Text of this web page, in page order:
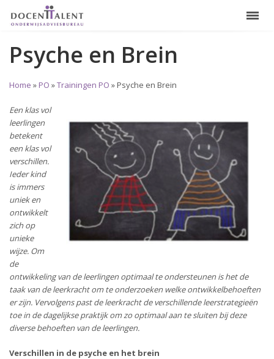
Psyche en Brein
Home » PO »Trainingen PO »Psyche en Brein
Een klas vol
leerlingen
betekent
een klas vol
verschillen.
Ieder kind
is immers
uniek en
ontwikkelt
zich op
unieke
wijze. Om
de
ontwikkeling van de leerlingen optimaal te ondersteunen is het de
taak van de leerkracht om te onderzoeken welke ontwikkelbehoeften
er zijn. Vervolgens past de leerkracht de verschillende leerstrategieën
toe in de dagelijkse praktijk om zo optimaal aan te sluiten bij deze
diverse behoeften van de leerlingen.
Verschillen in de psyche en het brein